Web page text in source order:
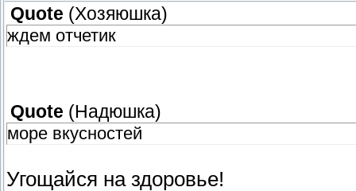
Quote (Хозяюшка)
ждем отчетик
Quote (Надюшка)
море вкусностей
Угощайся на здоровье!